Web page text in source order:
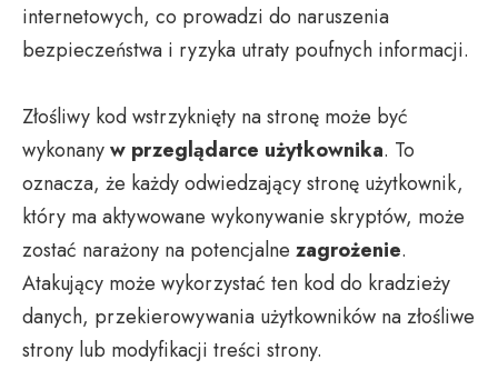
internetowych, co prowadzi do naruszenia
bezpieczeństwa i ryzyka utraty poufnych informacji.
Złośliwy kod wstrzyknięty na stronę może być
wykonanyw przeglądarce użytkownika. To
oznacza, że każdy odwiedzający stronę użytkownik,
który ma aktywowane wykonywanie skryptów, może
zostać narażony na potencjalne zagrożenie.
Atakujący może wykorzystać ten kod do kradzieży
danych, przekierowywania użytkowników na złośliwe
strony lub modyfikacji treści strony.